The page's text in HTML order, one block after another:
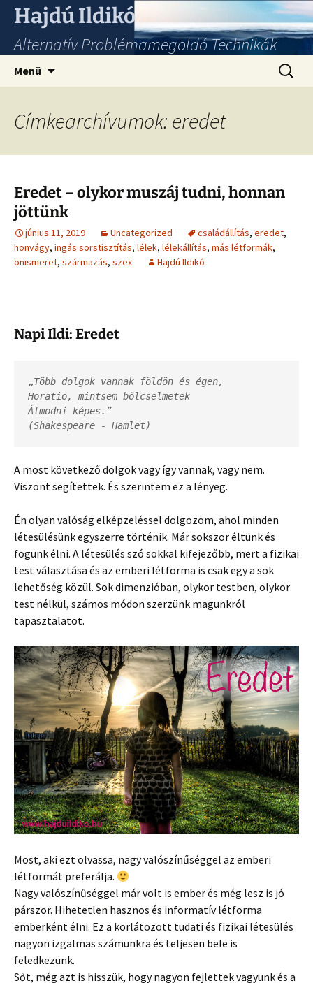
Hajdú Ildikó
Alternatív Problémamegoldó Technikák
Menü
Címkearchívumok: eredet
Eredet – olykor muszáj tudni, honnan
jöttünk
június 11, 2019 Uncategorized családállítás, eredet,
honvágy, ingás sorstisztítás, lélek, lélekállítás, más létformák,
önismeret, származás, szex Hajdú Ildikó
Napi Ildi: Eredet
„Több dolgok vannak földön és égen,
Horatio, mintsem bölcselmetek
Álmodni képes.”
(Shakespeare - Hamlet)
A most következő dolgok vagy így vannak, vagy nem.
Viszont segítettek. És szerintem ez a lényeg.
Én olyan valóság elképzeléssel dolgozom, ahol minden
létesülésünk egyszerre történik. Már sokszor éltünk és
fogunk élni. A létesülés szó sokkal kifejezőbb, mert a fizikai
test választása és az emberi létforma is csak egy a sok
lehetőség közül. Sok dimenzióban, olykor testben, olykor
test nélkül, számos módon szerzünk magunkról
tapasztalatot.
Most, aki ezt olvassa, nagy valószínűséggel az emberi
létformát preferálja.
Nagy valószínűséggel már volt is ember és még lesz is jó
párszor. Hihetetlen hasznos és informatív létforma
emberként élni. Ez a korlátozott tudati és fizikai létesülés
nagyon izgalmas számunkra és teljesen bele is
feledkezünk.
Sőt, még azt is hisszük, hogy nagyon fejlettek vagyunk és a